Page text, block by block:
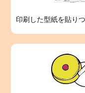
印刷した型紙を貼り